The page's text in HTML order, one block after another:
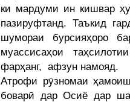
ки мардуми ин кишвар
пазируфтанд. Таъкид
шумораи бурсияҳоро
муассисаҳои
фарҳанг, афзун намояд.
Атрофи рӯзномаи
боварӣ дар Осиё дар